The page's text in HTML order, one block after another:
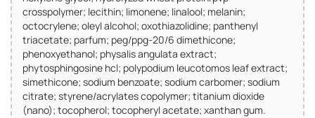
crosspolymer; lecithin; limonene; linalool; melanin;
octocrylene; oleyl alcohol; oxothiazolidine; panthenyl
triacetate; parfum; peg/ppg-20/6 dimethicone;
phenoxyethanol; physalis angulata extract;
phytosphingosine hcl; polypodium leucotomos leaf extract;
simethicone; sodium benzoate; sodium carbomer; sodium
citrate; styrene/acrylates copolymer; titanium dioxide
(nano); tocopherol; tocopheryl acetate; xanthan gum.